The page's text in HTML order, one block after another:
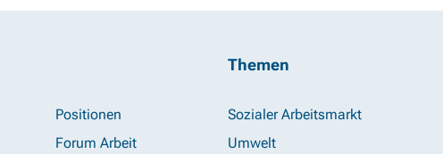
Positionen
Forum Arbeit
Themen
Sozialer Arbeitsmarkt
Umwelt